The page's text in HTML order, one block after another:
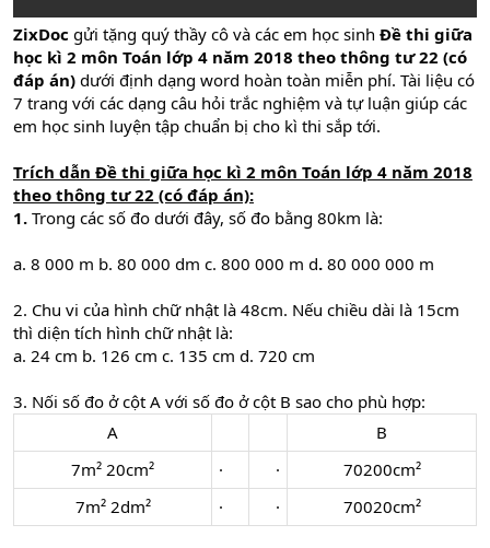
ZixDoc gửi tặng quý thầy cô và các em học sinh Đề thi giữa
học kì 2 môn Toán lớp 4 năm 2018 theo thông tư 22 (có
đáp án) dưới định dạng word hoàn toàn miễn phí. Tài liệu có
7 trang với các dạng câu hỏi trắc nghiệm và tự luận giúp các
em học sinh luyện tập chuẩn bị cho kì thi sắp tới.
Trích dẫn Đề thi giữa học kì 2 môn Toán lớp 4 năm 2018
theo thông tư 22 (có đáp án):
1. Trong các số đo dưới đây, số đo bằng 80km là:
a. 8 000 m b. 80 000 dm c. 800 000 m d. 80 000 000 m
2. Chu vi của hình chữ nhật là 48cm. Nếu chiều dài là 15cm
thì diện tích hình chữ nhật là:
a. 24 cm b. 126 cm c. 135 cm d. 720 cm
3. Nối số đo ở cột A với số đo ở cột B sao cho phù hợp:
A​
B​
7m² 20cm²​
· ·​
70200cm²​
7m² 2dm²​
· ·​ 70020cm²​